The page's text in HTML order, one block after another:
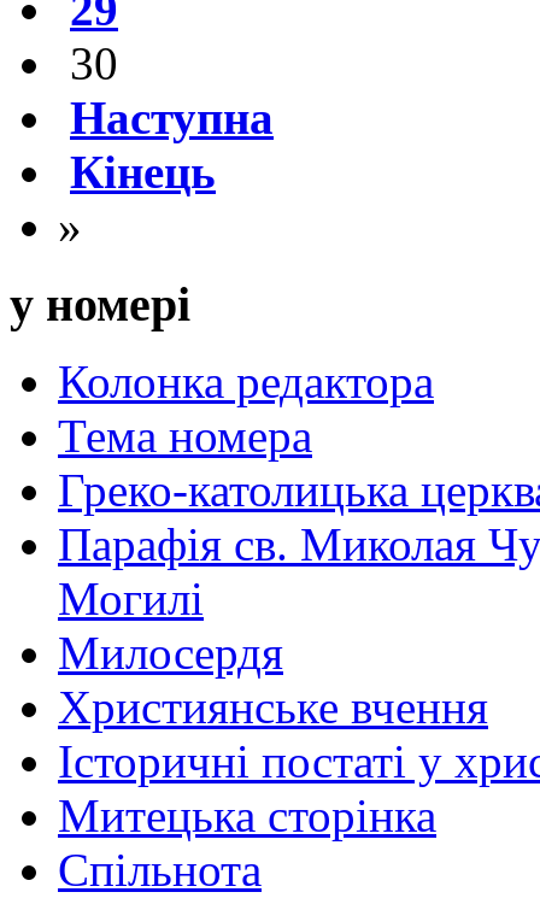
30
Наступна
Кінець
»
у номері
Колонка редактора
Тема номера
Греко-католицька
Парафія св. Миколая
Могилі
Милосердя
Християнське вчення
Історичні постаті у
Митецька сторінка
Спільнота